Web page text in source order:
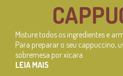
Misture todos os ingredientes e
Para preparar o seu cappuccino,
sobremesa por xícara
LEIA MAIS